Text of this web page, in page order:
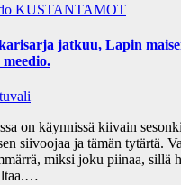
KUSTANTAMOT
jatkuu, Lapin
on käynnissä kiivain
siivoojaa ja tämän tytärtä.
miksi joku piinaa, sillä